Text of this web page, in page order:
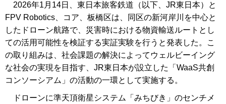
2026年1月14日、東日本旅客鉄道（以下、JR東日本）と
FPV Robotics、コア、板橋区は、同区の新河岸川を中心と
したドローン航路で、災害時における物資輸送ルートとし
ての活用可能性を検証する実証実験を行うと発表した。こ
の取り組みは、社会課題の解決によってウェルビーイング
な社会の実現を目指す、JR東日本が設立した「WaaS共創
コンソーシアム」の活動の一環として実施する。
ドローンに準天頂衛星システム「みちびき」のセンチメ